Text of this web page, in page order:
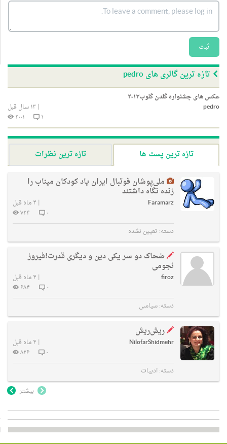
ثبت
تازه ترین گالری های pedro
عکس های جشنواره گلدن گلوب۲۰۱۳
pedro
|۱۳ سال قبل
۱
۲۰۰۱
تازه ترین پست ها
تازه ترین نظرات
ملی‌پوشان فوتبال ایران یاد کودکان میناب را
زنده نگاه داشتند
Faramarz
| ۴ ماه قبل
۰
۷۲۴
دسته: تعیین نشده
ضحاک دو سر یکی دین و دیگری قدرت!فیروز
نجومی
firoz
| ۴ ماه قبل
۰
۶۸۴
دسته:سیاسی
ریش‌ریش
NilofarShidmehr
| ۴ ماه قبل
۰
۸۲۶
دسته:ادبیات
بیشتر